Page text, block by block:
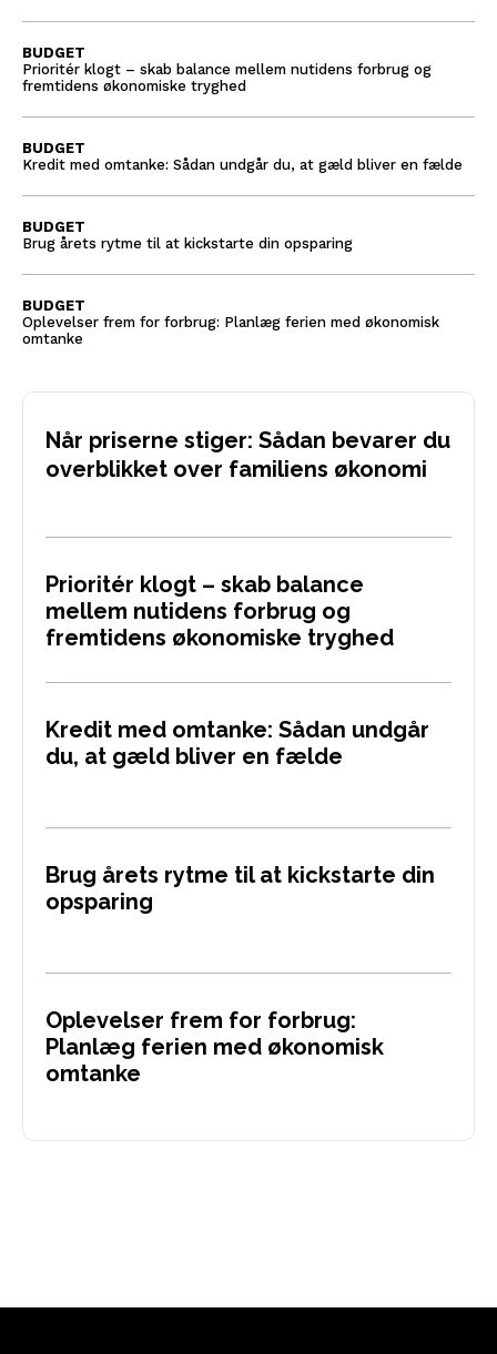
Prioritér klogt – skab balance mellem nutidens forbrug og
fremtidens økonomiske tryghed
BUDGET
Kredit med omtanke: Sådan undgår du, at gæld bliver en fælde
BUDGET
Brug årets rytme til at kickstarte din opsparing
BUDGET
Oplevelser frem for forbrug: Planlæg ferien med økonomisk
omtanke
BUDGET
Når priserne stiger: Sådan bevarer du
overblikket over familiens økonomi
Prioritér klogt – skab balance
mellem nutidens forbrug og
fremtidens økonomiske tryghed
Kredit med omtanke: Sådan undgår
du, at gæld bliver en fælde
Brug årets rytme til at kickstarte din
opsparing
Oplevelser frem for forbrug:
Planlæg ferien med økonomisk
omtanke